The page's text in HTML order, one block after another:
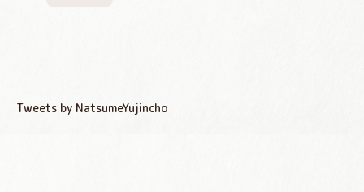
Tweets by NatsumeYujincho